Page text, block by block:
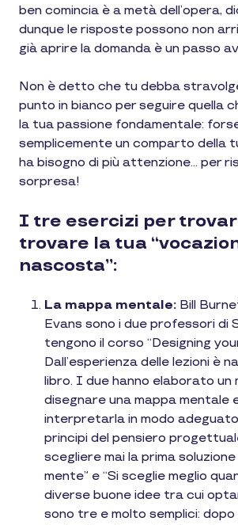
ben comincia è a metà dell’opera,
dunque le risposte possono non
già aprire la domanda è un passo
Non è detto che tu debba
punto in bianco per seguire quella
la tua passione fondamentale:
semplicemente un comparto della
ha bisogno di più attenzione… per
sorpresa!
I tre esercizi per
trovare la tua
nascosta”:
La mappa mentale: Bill
Evans sono i due professori di
tengono il corso “Designing
Dall’esperienza delle lezioni è
libro. I due hanno elaborato un
disegnare una mappa mentale
interpretarla in modo
principi del pensiero
scegliere mai la prima
mente” e “Si sceglie meglio
diverse buone idee tra cui
sono tre e molto semplici: